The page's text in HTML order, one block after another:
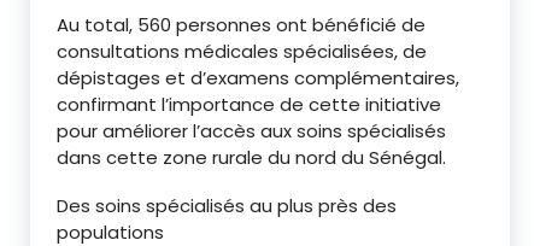
Au total, 560 personnes ont bénéficié de
consultations médicales spécialisées, de
dépistages et d’examens complémentaires,
confirmant l’importance de cette initiative
pour améliorer l’accès aux soins spécialisés
dans cette zone rurale du nord du Sénégal.
Des soins spécialisés au plus près des
populations